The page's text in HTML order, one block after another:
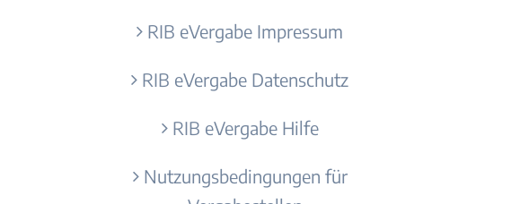
RIB eVergabe Impressum
RIB eVergabe Datenschutz
RIB eVergabe Hilfe
Nutzungsbedingungen für